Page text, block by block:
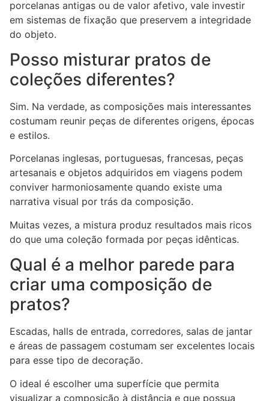
porcelanas antigas ou de valor afetivo, vale investir
em sistemas de fixação que preservem a integridade
do objeto.
Posso misturar pratos de
coleções diferentes?
Sim. Na verdade, as composições mais interessantes
costumam reunir peças de diferentes origens, épocas
e estilos.
Porcelanas inglesas, portuguesas, francesas, peças
artesanais e objetos adquiridos em viagens podem
conviver harmoniosamente quando existe uma
narrativa visual por trás da composição.
Muitas vezes, a mistura produz resultados mais ricos
do que uma coleção formada por peças idênticas.
Qual é a melhor parede para
criar uma composição de
pratos?
Escadas, halls de entrada, corredores, salas de jantar
e áreas de passagem costumam ser excelentes locais
para esse tipo de decoração.
O ideal é escolher uma superfície que permita
visualizar a composição à distância e que possua